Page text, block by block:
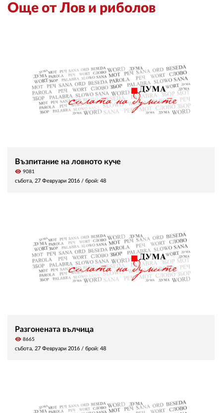
Още от Лов и риболов
Възпитание на ловното куче
visibility 9081
събота, 27 Февруари 2016 / брой: 48
Разгонената вълчица
visibility 8665
събота, 27 Февруари 2016 / брой: 48